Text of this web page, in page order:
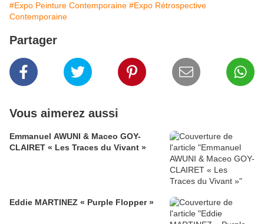
#Expo Peinture Contemporaine #Expo Rétrospective
Contemporaine
Partager
Vous aimerez aussi
Emmanuel AWUNI & Maceo GOY-
CLAIRET « Les Traces du Vivant »
Eddie MARTINEZ « Purple Flopper »